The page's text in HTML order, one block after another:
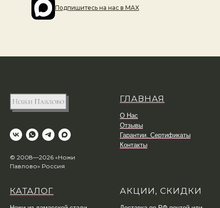
Подпишитесь на наc в MAX
© 2008—2026 «Ножи
Павлово» Россия
ГЛАВНАЯ
О Нас
Отзывы
Гарантии. Сертификаты
Контакты
КАТАЛОГ АКЦИИ, СКИДКИ